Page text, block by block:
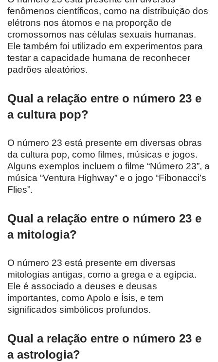
fenômenos científicos, como na distribuição dos
elétrons nos átomos e na proporção de
cromossomos nas células sexuais humanas.
Ele também foi utilizado em experimentos para
testar a capacidade humana de reconhecer
padrões aleatórios.
Qual a relação entre o número 23 e
a cultura pop?
O número 23 está presente em diversas obras
da cultura pop, como filmes, músicas e jogos.
Alguns exemplos incluem o filme “Número 23”, a
música “Ventura Highway” e o jogo “Fibonacci’s
Flies”.
Qual a relação entre o número 23 e
a mitologia?
O número 23 está presente em diversas
mitologias antigas, como a grega e a egípcia.
Ele é associado a deuses e deusas
importantes, como Apolo e Ísis, e tem
significados simbólicos profundos.
Qual a relação entre o número 23 e
a astrologia?